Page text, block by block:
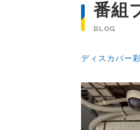
番組
BLOG
ディスカバー